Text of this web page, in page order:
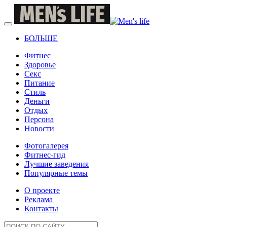
БОЛЬШЕ
Фитнес
Здоровье
Секс
Питание
Стиль
Деньги
Отдых
Персона
Новости
Фотогалерея
Фитнес-гид
Лучшие заведения
Популярные темы
О проекте
Реклама
Контакты